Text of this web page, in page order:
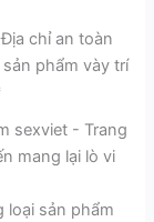
chỉ an toàn
phẩm vày trí
loại sản phẩm